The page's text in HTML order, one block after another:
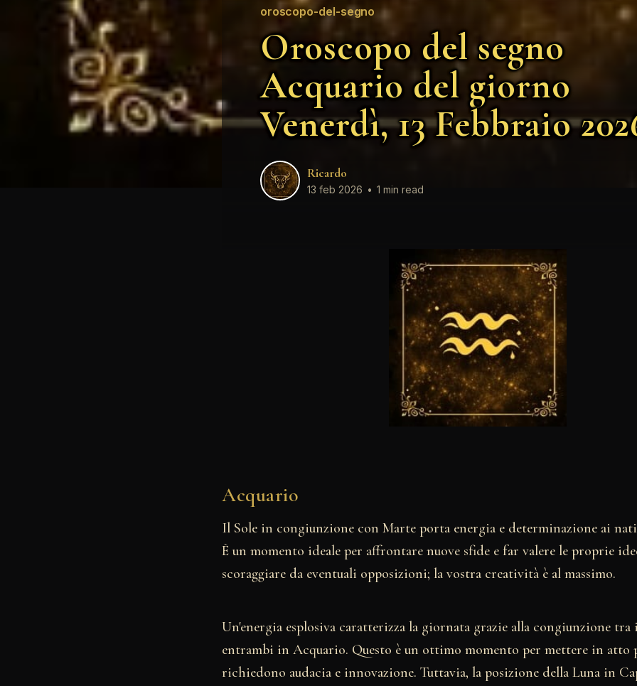
oroscopo-del-segno
Oroscopo del segno
Acquario del giorno
Venerdì, 13 Febbraio
Ricardo
13 feb 2026 • 1 min read
Acquario
Il Sole in congiunzione con Marte porta energia e determinazione ai
È un momento ideale per affrontare nuove sfide e far valere le proprie
scoraggiare da eventuali opposizioni; la vostra creatività è al massimo.
Un'energia esplosiva caratterizza la giornata grazie alla congiunzione tra
entrambi in Acquario. Questo è un ottimo momento per mettere in atto
richiedono audacia e innovazione. Tuttavia, la posizione della Luna in